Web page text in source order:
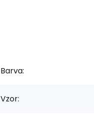
Barva:
Vzor: